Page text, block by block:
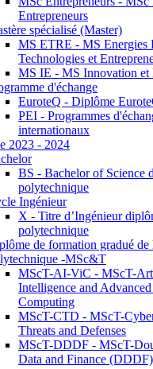
Entrepreneurs
spécialisé (Master)
MS ETRE - MS Energies
Technologies et
MS IE - MS Innovation et
d'échange
EuroteQ - Diplôme
PEI - Programmes
internationaux
2023 - 2024
BS - Bachelor of Science
polytechnique
Ingénieur
X - Titre d’Ingénieur
polytechnique
de formation gradué de
-MSc&T
MScT-AI-ViC - MScT-
Intelligence and
Computing
MScT-CTD - MScT-
Threats and Defenses
MScT-DDDF - MScT-
Data and Finance (DDDF)